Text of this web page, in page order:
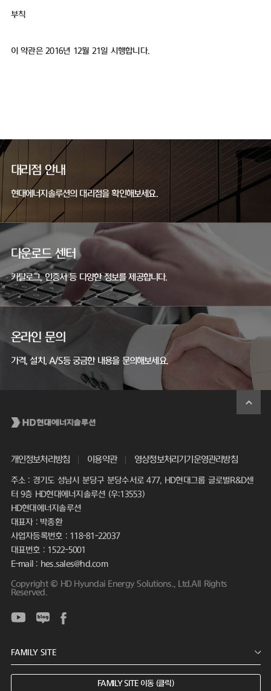
부칙
이 약관은 2016년 12월 21일 시행합니다.
대리점 안내
현대에너지솔루션의 대리점을 확인해보세요.
다운로드 센터
카탈로그, 인증서 등 다양한 정보를 제공합니다.
온라인 문의
가격, 설치, A/S등 궁금한 내용을 문의해보세요.
개인정보처리방침 이용약관 영상정보처리기기운영관리방침
주소 : 경기도 성남시 분당구 분당수서로 477, HD현대그룹 글로벌R&D센
터 9층 HD현대에너지솔루션 (우:13553)
HD현대에너지솔루션
대표자 : 박종환
사업자등록번호 : 118-81-22037
대표번호 : 1522-5001
E-mail : hes.sales@hd.com
Copyright © HD Hyundai Energy Solutions., Ltd.All Rights
Reserved.
FAMILY SITE 이동 (클릭)